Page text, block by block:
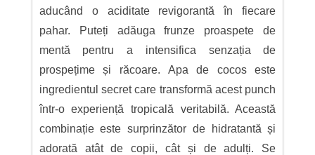
aducând o aciditate revigorantă în fiecare
pahar. Puteți adăuga frunze proaspete de
mentă pentru a intensifica senzația de
prospețime și răcoare. Apa de cocos este
ingredientul secret care transformă acest punch
într-o experiență tropicală veritabilă. Această
combinație este surprinzător de hidratantă și
adorată atât de copii, cât și de adulți. Se